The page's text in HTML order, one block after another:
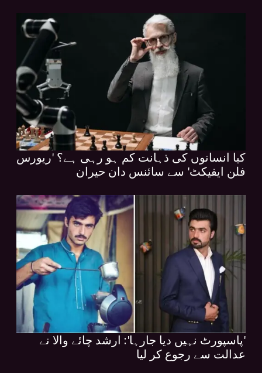
کیا انسانوں کی ذہانت کم ہو رہی ہے؟ 'ریورس
فلن ایفیکٹ' سے سائنس دان حیران
'پاسپورٹ نہیں دیا جارہا': ارشد چائے والا نے
عدالت سے رجوع کر لیا